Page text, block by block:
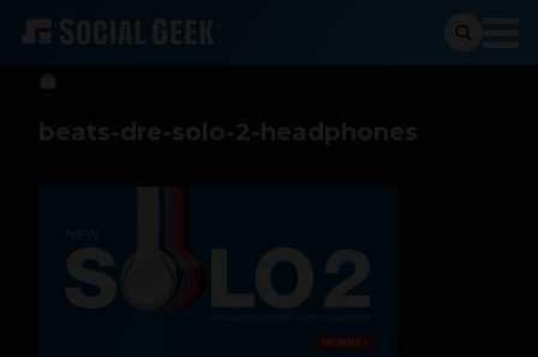
btriana 4 de junio de 2014
beats-dre-solo-2-headphones